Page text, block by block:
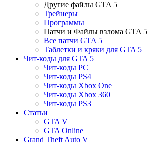
Другие файлы GTA 5
Трейнеры
Программы
Патчи и Файлы взлома GTA 5
Все патчи GTA 5
Таблетки и кряки для GTA 5
Чит-коды для GTA 5
Чит-коды PC
Чит-коды PS4
Чит-коды Xbox One
Чит-коды Xbox 360
Чит-коды PS3
Статьи
GTA V
GTA Online
Grand Theft Auto V